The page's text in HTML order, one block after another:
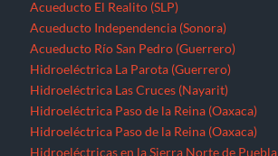
Acueducto El Realito (SLP)
Acueducto Independencia (Sonora)
Acueducto Río San Pedro (Guerrero)
Hidroeléctrica La Parota (Guerrero)
Hidroeléctrica Las Cruces (Nayarit)
Hidroeléctrica Paso de la Reina (Oaxaca)
Hidroeléctrica Paso de la Reina (Oaxaca)
Hidroeléctricas en la Sierra Norte de Puebla